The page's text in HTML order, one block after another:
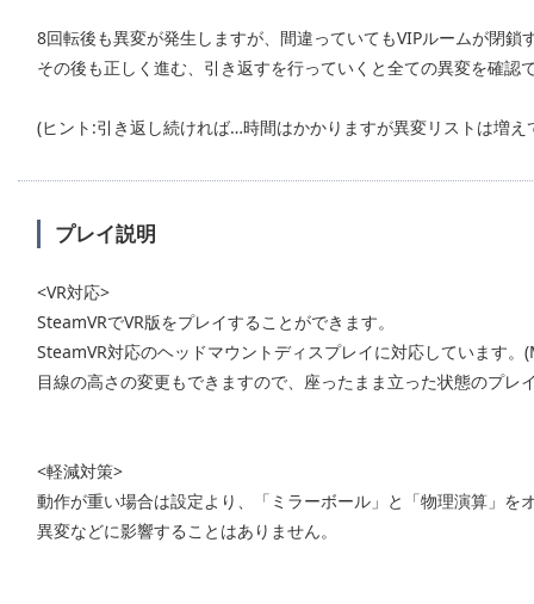
8回転後も異変が発生しますが、間違っていてもVIPルームが閉鎖
その後も正しく進む、引き返すを行っていくと全ての異変を確認
(ヒント:引き返し続ければ…時間はかかりますが異変リストは増え
プレイ説明
<VR対応>
SteamVRでVR版をプレイすることができます。
SteamVR対応のヘッドマウントディスプレイに対応しています
目線の高さの変更もできますので、座ったまま立った状態のプレ
<軽減対策>
動作が重い場合は設定より、「ミラーボール」と「物理演算」を
異変などに影響することはありません。